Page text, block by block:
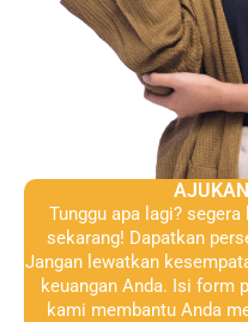
Tunggu apa lagi?
sekarang! Dapatkan
Jangan lewatkan
keuangan Anda. Isi form
kami membantu Anda